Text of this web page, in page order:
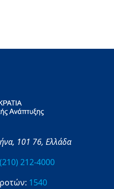
101 76, Ελλάδα
212-4000
1540